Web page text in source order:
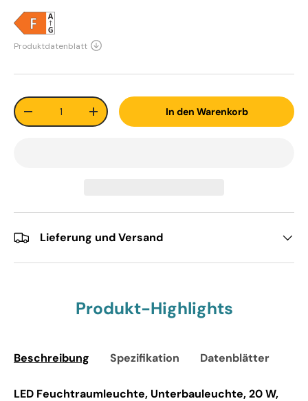
Anzahl
+ In den Warenkorb
Lieferung und Versand
Produkt-Highlights
Beschreibung Spezifikation Datenblätter
LED Feuchtraumleuchte, Unterbauleuchte, 20 W,